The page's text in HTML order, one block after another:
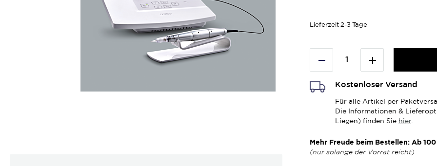
Lieferzeit 2-3 Tage
Kostenloser Versand
Für alle Artikel per
Die Informationen &
Liegen) finden Sie hier.
Mehr Freude beim Bestellen: Ab
(nur solange der Vorrat reicht)